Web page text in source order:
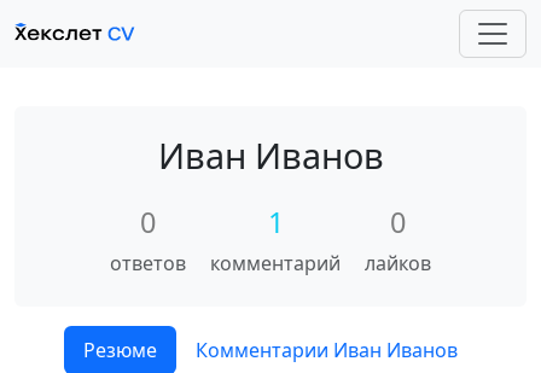
Иван Иванов
0
ответов
1
комментарий
0
лайков
Резюме
Комментарии Иван Иванов